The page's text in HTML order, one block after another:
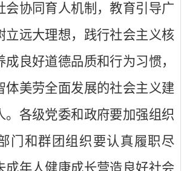
会协同育人机制，教育引导广
立远大理想，践行社会主义核
成良好道德品质和行为习惯，
体美劳全面发展的社会主义建
。各级党委和政府要加强组织
门和群团组织要认真履职尽
成年人健康成长营造良好社会